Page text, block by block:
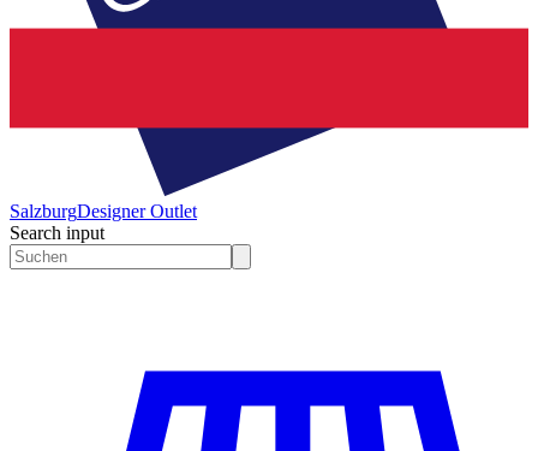
SalzburgDesigner Outlet
Search input